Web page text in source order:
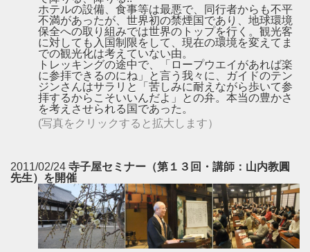
ホテルの設備、食事等は最悪で、同行者からも不平
不満があったが、世界初の禁煙国であり、地球環境
保全への取り組みでは世界のトップを行く。観光客
に対しても入国制限をして、現在の環境を変えてま
での観光化は考えていない由。
トレッキングの途中で、「ロープウエイがあれば楽
に参拝できるのにね」と言う我々に、ガイドのテン
ジンさんはサラリと「苦しみに耐えながら歩いて参
拝するからこそいいんだよ」との弁。本当の豊かさ
を考えさせられる国であった。
(写真をクリックすると拡大します）
2011/02/24 寺子屋セミナー（第１３回・講師：山内教圓
先生）を開催